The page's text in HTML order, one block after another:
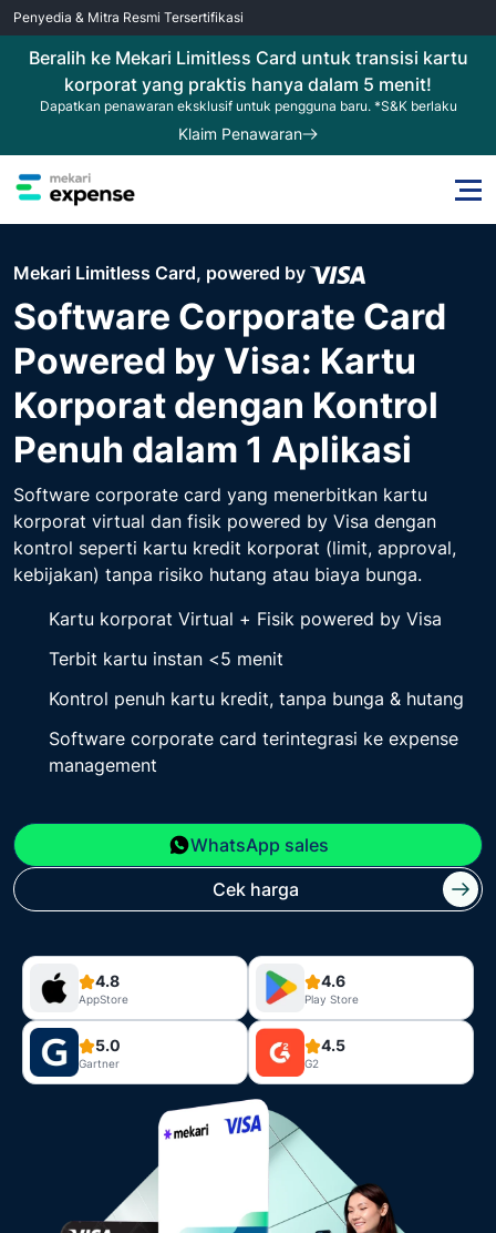
Penyedia & Mitra Resmi Tersertifikasi
Beralih ke Mekari Limitless Card untuk transisi kartu
korporat yang praktis hanya dalam 5 menit!
Dapatkan penawaran eksklusif untuk pengguna baru. *S&K berlaku
Klaim Penawaran
Mekari Limitless Card, powered by
Software Corporate Card
Powered by Visa: Kartu
Korporat dengan Kontrol
Penuh dalam 1 Aplikasi
Software corporate card yang menerbitkan kartu
korporat virtual dan fisik powered by Visa dengan
kontrol seperti kartu kredit korporat (limit, approval,
kebijakan) tanpa risiko hutang atau biaya bunga.
Kartu korporat Virtual + Fisik powered by Visa
Terbit kartu instan <5 menit
Kontrol penuh kartu kredit, tanpa bunga & hutang
Software corporate card terintegrasi ke expense
management
WhatsApp sales
Cek harga
4.8
AppStore
4.6
Play Store
5.0
Gartner
4.5
G2